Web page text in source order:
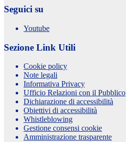
Seguici su
Youtube
Sezione Link Utili
Cookie policy
Note legali
Informativa Privacy
Ufficio Relazioni con il Pubblico
Dichiarazione di accessibilità
Obiettivi di accessibilità
Whistleblowing
Gestione consensi cookie
Amministrazione trasparente